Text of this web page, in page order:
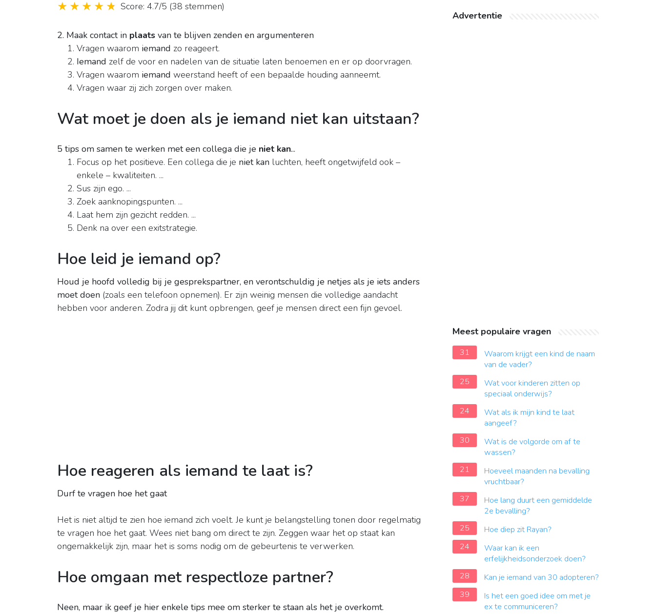
Score: 4.7/5 (38 stemmen)
2. Maak contact in plaats van te blijven zenden en argumenteren
Vragen waarom iemand zo reageert.
Iemand zelf de voor en nadelen van de situatie laten benoemen en er op doorvragen.
Vragen waarom iemand weerstand heeft of een bepaalde houding aanneemt.
Vragen waar zij zich zorgen over maken.
Wat moet je doen als je iemand niet kan uitstaan?
5 tips om samen te werken met een collega die je niet kan...
Focus op het positieve. Een collega die je niet kan luchten, heeft ongetwijfeld ook –
enkele – kwaliteiten. ...
Sus zijn ego. ...
Zoek aanknopingspunten. ...
Laat hem zijn gezicht redden. ...
Denk na over een exitstrategie.
Hoe leid je iemand op?
Houd je hoofd volledig bij je gesprekspartner, en verontschuldig je netjes als je iets anders
moet doen (zoals een telefoon opnemen). Er zijn weinig mensen die volledige aandacht
hebben voor anderen. Zodra jij dit kunt opbrengen, geef je mensen direct een fijn gevoel.
Hoe reageren als iemand te laat is?
Durf te vragen hoe het gaat
Het is niet altijd te zien hoe iemand zich voelt. Je kunt je belangstelling tonen door regelmatig
te vragen hoe het gaat. Wees niet bang om direct te zijn. Zeggen waar het op staat kan
ongemakkelijk zijn, maar het is soms nodig om de gebeurtenis te verwerken.
Hoe omgaan met respectloze partner?
Neen, maar ik geef je hier enkele tips mee om sterker te staan als het je overkomt.
Advertentie
Meest populaire vragen
31
Waarom krijgt een kind de naam
van de vader?
25
Wat voor kinderen zitten op
speciaal onderwijs?
24
Wat als ik mijn kind te laat
aangeef?
30
Wat is de volgorde om af te
wassen?
21
Hoeveel maanden na bevalling
vruchtbaar?
37
Hoe lang duurt een gemiddelde
2e bevalling?
25
Hoe diep zit Rayan?
24
Waar kan ik een
erfelijkheidsonderzoek doen?
28
Kan je iemand van 30 adopteren?
39
Is het een goed idee om met je
ex te communiceren?